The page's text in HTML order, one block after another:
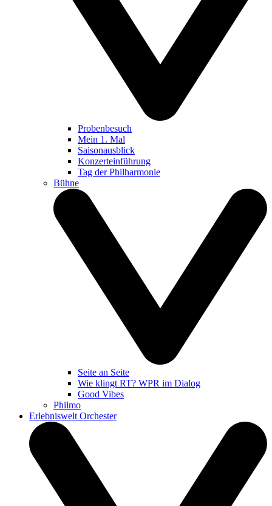
Probenbesuch
Mein 1. Mal
Saisonausblick
Konzerteinführung
Tag der Philharmonie
Bühne
Seite an Seite
Wie klingt RT? WPR im Dialog
Good Vibes
Philmo
Erlebniswelt Orchester